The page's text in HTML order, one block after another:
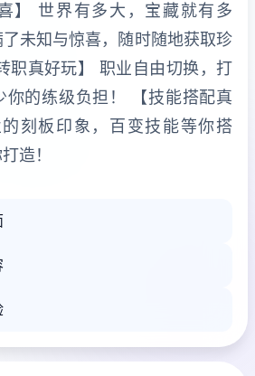
】 世界有多大，宝藏就有多
未知与惊喜，随时随地获取珍
职真好玩】 职业自由切换，打
你的练级负担！ 【技能搭配真
刻板印象，百变技能等你搭
造！